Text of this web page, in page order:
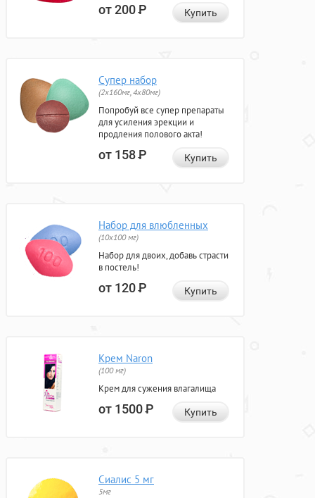
от 200Р Купить
Супер набор
(2х160мг, 4х80мг)
Попробуй все супер препараты
для усиления эрекции и
продления полового акта!
от 158Р Купить
Набор для влюбленных
(10х100 мг)
Набор для двоих, добавь страсти
в постель!
от 120Р Купить
Крем Naron
(100 мг)
Крем для сужения влагалища
от 1500Р Купить
Сиалис 5 мг
5мг